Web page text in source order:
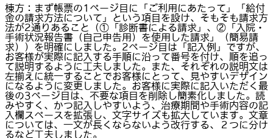
棟方：まず帳票の1ページ目に「ご利用にあたって」「給付
金の請求方法について」という項目を設け、そもそも請求方
法が2通りあること（①「診断書による請求」、②「入院・
手術状況報告書（自己申告用）を使用した請求」（簡易請
求））を明確にしました。2ページ目は「記入例」ですが、
お客様が実際に記入する手順に沿って番号を付け、順を追っ
て説明するように工夫しました。また、それぞれの説明文は
左揃えに統一することでお客様にとって、見やすいデザイン
になるように変更しました。お客様に実際に記入いただく最
後の3ページ目は、不要な項目を削除し簡素化しました。読
みやすく、かつ記入しやすいよう、治療期間や手術内容の記
入欄スペースを拡張し、文字サイズも拡大しています。文章
については、一文が長くならないよう改行する、２つに分け
るなど工夫しました。